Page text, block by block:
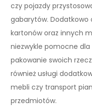
czy pojazdy
gabarytów.
kartonów oraz innych
niezwykle pomocne
pakowanie swoich
również usługi
mebli czy transport
przedmiotów.